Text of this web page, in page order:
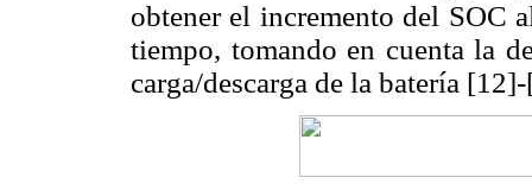
obtener el incremento del SOC
tiempo, tomando en cuenta la
carga/descarga de la batería